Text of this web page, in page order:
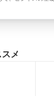
メ